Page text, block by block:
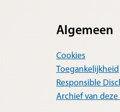
Algemeen
Cookies
Toegankelijkheid
Responsible
Archief van